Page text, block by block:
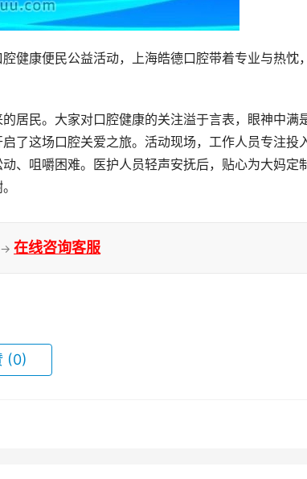
健康便民公益活动，上海皓德口腔带着专业与热忱
居民。大家对口腔健康的关注溢于言表，眼神中满
了这场口腔关爱之旅。活动现场，工作人员专注投入
、咀嚼困难。医护人员轻声安抚后，贴心为大妈定
→ 在线咨询客服
(0)